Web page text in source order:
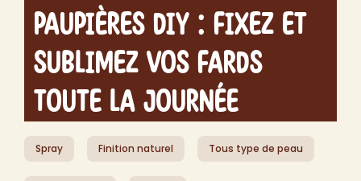
Paupières DIY : Fixez et
Sublimez Vos Fards
Toute la Journée
Spray Finition naturel Tous type de peau